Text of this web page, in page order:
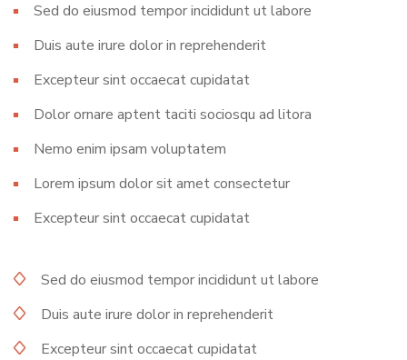
Sed do eiusmod tempor incididunt ut labore
Duis aute irure dolor in reprehenderit
Excepteur sint occaecat cupidatat
Dolor ornare aptent taciti sociosqu ad litora
Nemo enim ipsam voluptatem
Lorem ipsum dolor sit amet consectetur
Excepteur sint occaecat cupidatat
Sed do eiusmod tempor incididunt ut labore
Duis aute irure dolor in reprehenderit
Excepteur sint occaecat cupidatat